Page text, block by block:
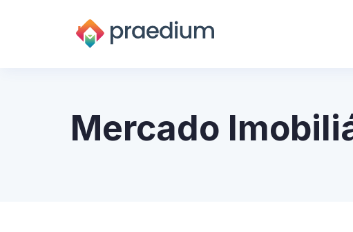
Mercado